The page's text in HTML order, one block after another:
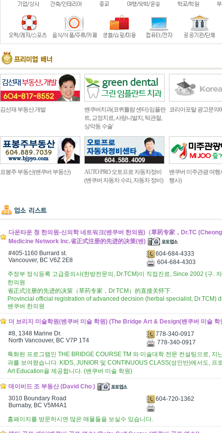
김선재 부동산.개발
밴쿠버치과(코퀴틀람 센터) 임플란
트, 교정치료, 사랑니발치, 턱관절,
상악동 수술'
코리아포탈 광고문의
표봉주 부동산(밴쿠버 부동산)
AUTO PRO 오토프로 자동차정비
(밴쿠버 자동차 수리, 자동차 정비)
밴쿠버 미주관광 여행
행사)
다운타운 청 한의원-신의학 네트워크(밴쿠버 한의원)（草药专家，Dr.TC
Medicine Network Inc.省正式注册的先进的决策(밴)
#405-1160 Burrard st.
Vancouver, BC V6Z 2E8
604-684-4333
604-684-4303
주정부 정식등록 고급중의사(한방전문의, Dr.TCM)이 직접진료, Since 2002 (구.
한의원
省正式注册的先进的决策（草药专家，Dr.TCM）的直接关怀下.
Provincial official registration of advanced decision (herbal specialist, Dr.TCM)
밴쿠버 한의원
더 브리지 미술학원(밴쿠버 미술 학원) (The Bridge Art & Design(밴쿠버 미술 학
#8, 1348 Marine Dr.
North Vancouver, BC V7P 1T4
778-340-0917
778-340-0917
특화된 프로그램인 THE BRIDGE COURSE TM 와 미술대학 전문 컨설팅으로, 지
과를 보여왔습니다. KIDS, JUNIOR 및 CONTINUOUS CLASS(성인반)에서도, 프
Art Education을 제공합니다. (밴쿠버 미술 학원)
데이비드 조 부동산 (David Cho )
3010 Boundary Road
Burnaby, BC V5M4A1
604-720-1362
홈페이지를 방문하시면 많은 매물들을 보실수 있습니다.